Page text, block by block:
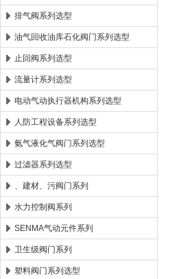
排气阀系列选型
油气回收油库石化阀门系列选型
止回阀系列选型
流量计系列选型
电动气动执行器机构系列选型
人防工程设备系列选型
氨气液化气阀门系列选型
过滤器系列选型
、建材、污阀门系列
水力控制阀系列
SENMA气动元件系列
卫生级阀门系列
塑料阀门系列选型